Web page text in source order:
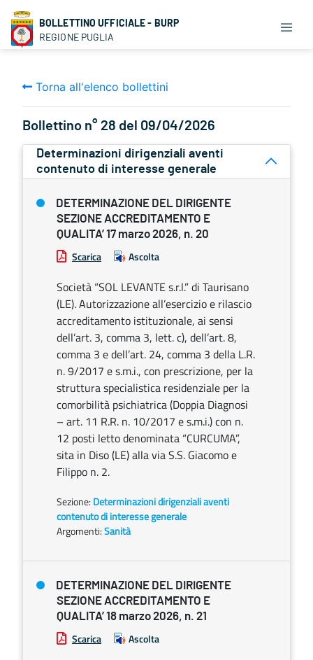
BOLLETTINO UFFICIALE - BURP
REGIONE PUGLIA
Torna all'elenco bollettini
Bollettino n° 28 del 09/04/2026
Determinazioni dirigenziali aventi
contenuto di interesse generale
DETERMINAZIONE DEL DIRIGENTE
SEZIONE ACCREDITAMENTO E
QUALITA’ 17 marzo 2026, n. 20
Scarica Ascolta
Società “SOL LEVANTE s.r.l.” di Taurisano
(LE). Autorizzazione all’esercizio e rilascio
accreditamento istituzionale, ai sensi
dell’art. 3, comma 3, lett. c), dell’art. 8,
comma 3 e dell’art. 24, comma 3 della L.R.
n. 9/2017 e s.m.i., con prescrizione, per la
struttura specialistica residenziale per la
comorbilità psichiatrica (Doppia Diagnosi
– art. 11 R.R. n. 10/2017 e s.m.i.) con n.
12 posti letto denominata “CURCUMA”,
sita in Diso (LE) alla via S.S. Giacomo e
Filippo n. 2.
Sezione: Determinazioni dirigenziali aventi
contenuto di interesse generale
Argomenti:Sanità
DETERMINAZIONE DEL DIRIGENTE
SEZIONE ACCREDITAMENTO E
QUALITA’ 18 marzo 2026, n. 21
Scarica Ascolta